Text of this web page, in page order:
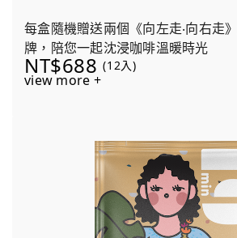
每盒隨機贈送兩個《向左走‧向右走
牌，陪您一起沈浸咖啡溫暖時光
NT$688 (12入)
view more +